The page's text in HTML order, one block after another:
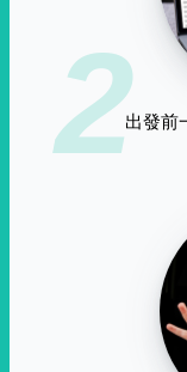
2出發前